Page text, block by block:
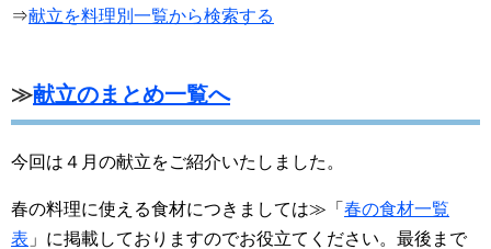
⇒献立を料理別一覧から検索する
≫献立のまとめ一覧へ
今回は４月の献立をご紹介いたしました。
春の料理に使える食材につきましては≫「 春の食材一覧
表 」に掲載しておりますのでお役立てください。最後まで